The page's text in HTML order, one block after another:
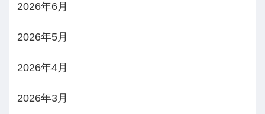
2026年6月
2026年5月
2026年4月
2026年3月